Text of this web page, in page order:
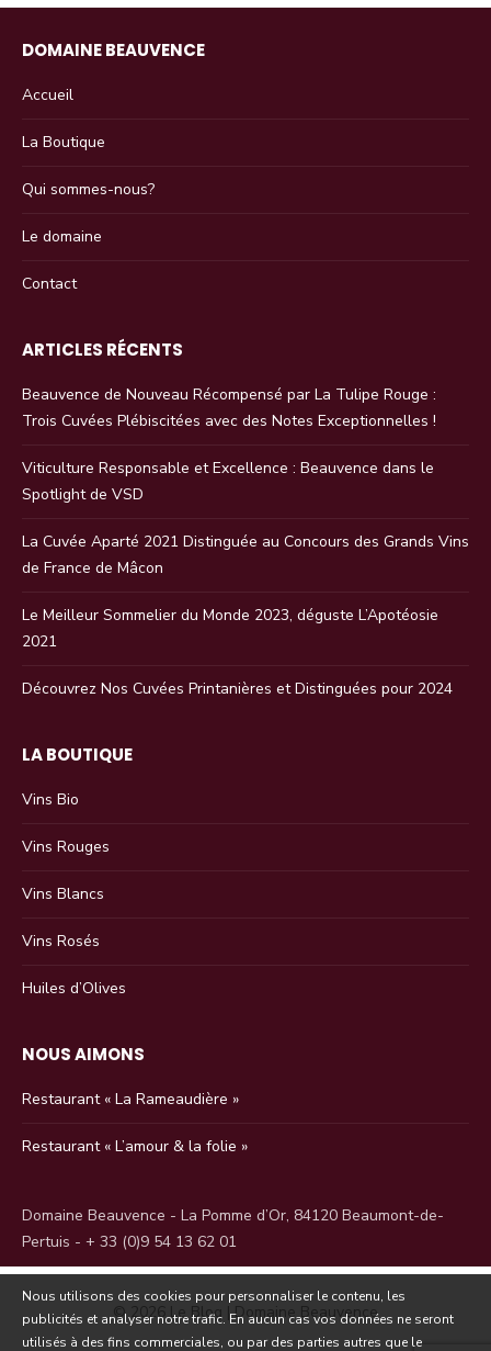
DOMAINE BEAUVENCE
Accueil
La Boutique
Qui sommes-nous?
Le domaine
Contact
ARTICLES RÉCENTS
Beauvence de Nouveau Récompensé par La Tulipe Rouge :
Trois Cuvées Plébiscitées avec des Notes Exceptionnelles !
Viticulture Responsable et Excellence : Beauvence dans le
Spotlight de VSD
La Cuvée Aparté 2021 Distinguée au Concours des Grands Vins
de France de Mâcon
Le Meilleur Sommelier du Monde 2023, déguste L’Apotéosie
2021
Découvrez Nos Cuvées Printanières et Distinguées pour 2024
LA BOUTIQUE
Vins Bio
Vins Rouges
Vins Blancs
Vins Rosés
Huiles d’Olives
NOUS AIMONS
Restaurant « La Rameaudière »
Restaurant « L’amour & la folie »
Domaine Beauvence - La Pomme d’Or, 84120 Beaumont-de-
Pertuis - + 33 (0)9 54 13 62 01
© 2026 Le Blog | Domaine Beauvence
Nous utilisons des cookies pour personnaliser le contenu, les
publicités et analyser notre trafic.En aucun cas vos données ne seront
utilisés à des fins commerciales, ou par des parties autres que le